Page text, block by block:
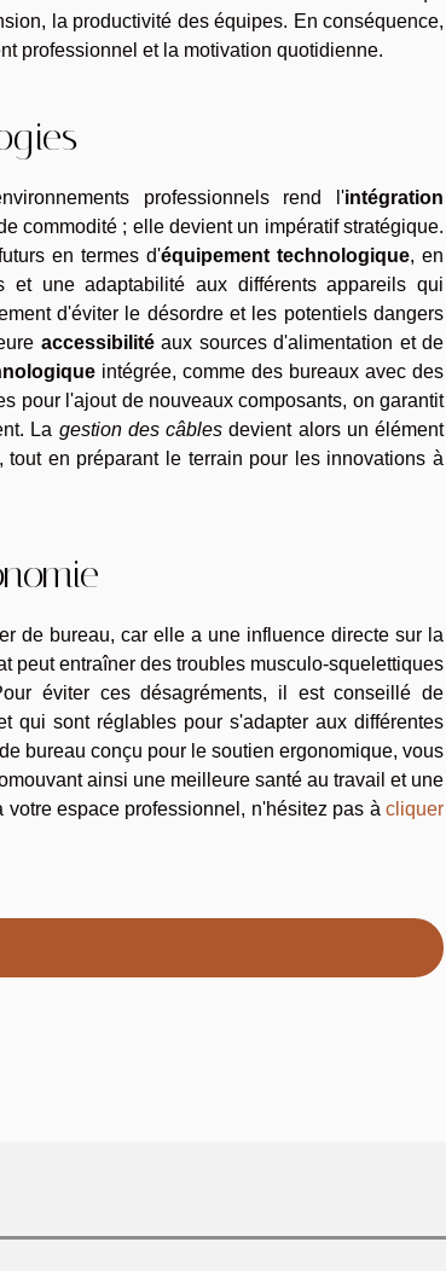
la productivité des équipes. En conséquence,
professionnel et la motivation quotidienne.
professionnels rend l'intégration
commodité ; elle devient un impératif stratégique.
en termes d'équipement technologique, en
une adaptabilité aux différents appareils qui
d'éviter le désordre et les potentiels dangers
accessibilitéaux sources d'alimentation et de
intégrée, comme des bureaux avec des
pour l'ajout de nouveaux composants, on garantit
La gestion des câbles devient alors un élément
en préparant le terrain pour les innovations à
de bureau, car elle a une influence directe sur la
peut entraîner des troubles musculo-squelettiques
éviter ces désagréments, il est conseillé de
qui sont réglables pour s'adapter aux différentes
bureau conçu pour le soutien ergonomique, vous
ainsi une meilleure santé au travail et une
espace professionnel, n'hésitez pas à cliquer